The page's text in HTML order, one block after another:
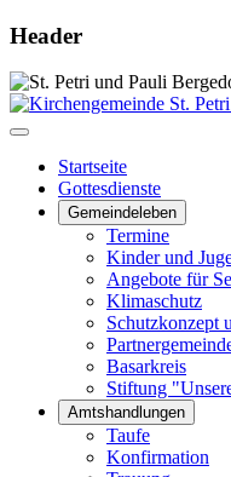
Header
Startseite
Gottesdienste
Gemeindeleben
Termine
Kinder und
Angebote für
Klimaschutz
Schutzkonzept
Basarkreis
Stiftung
Amtshandlungen
Taufe
Konfirmation